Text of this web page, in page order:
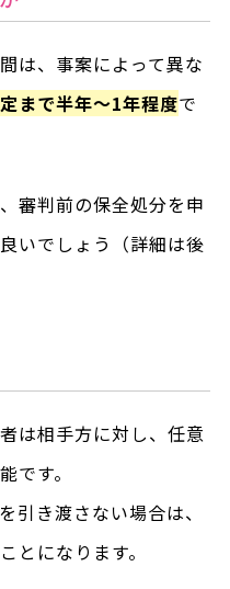
は、事案によって異な
まで半年～1年程度で
審判前の保全処分を申
いでしょう（詳細は後
は相手方に対し、任意
です。
引き渡さない場合は、
とになります。